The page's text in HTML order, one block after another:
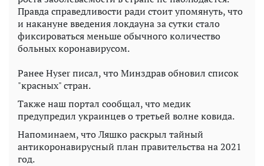
Правда справедливости ради стоит упомянуть, что
и накануне введения локдауна за сутки стало
фиксироваться меньше обычного количество
больных коронавирусом.
Ранее Hyser писал, что Минздрав обновил список
"красных" стран.
Также наш портал сообщал, что медик
предупредил украинцев о третьей волне ковида.
Напоминаем, что Ляшко раскрыл тайный
антикоронавирусный план правительства на 2021
год.